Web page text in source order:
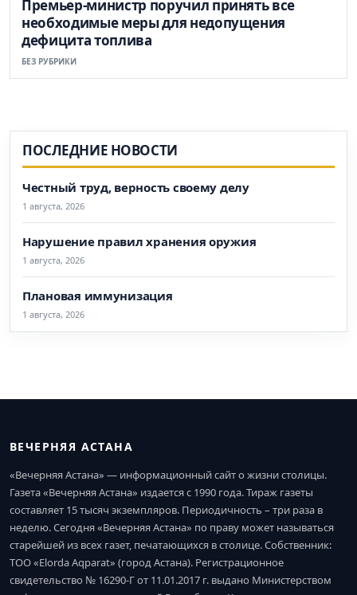
Премьер-министр поручил принять все
необходимые меры для недопущения
дефицита топлива
БЕЗ РУБРИКИ
ПОСЛЕДНИЕ НОВОСТИ
Честный труд, верность своему делу
1 августа, 2026
Нарушение правил хранения оружия
1 августа, 2026
Плановая иммунизация
1 августа, 2026
ВЕЧЕРНЯЯ АСТАНА
«Вечерняя Астана» — информационный сайт о жизни столицы.
Газета «Вечерняя Астана» издается с 1990 года. Тираж газеты
составляет 15 тысяч экземпляров. Периодичность – три раза в
неделю. Сегодня «Вечерняя Астана» по праву может называться
старейшей из всех газет, печатающихся в столице. Собственник:
ТОО «Elorda Aqparat» (город Астана). Регистрационное
свидетельство № 16290-Г от 11.01.2017 г. выдано Министерством